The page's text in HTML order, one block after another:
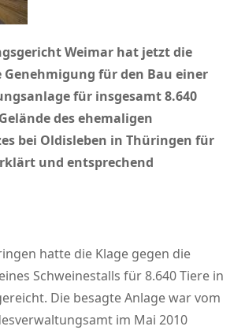
Weimar hat jetzt die
für den Bau einer
für insgesamt 8.640
des ehemaligen
bei Oldisleben in Thüringen für
und entsprechend
hatte die Klage gegen die
Schweinestalls für 8.640 Tiere in
Die besagte Anlage war vom
im Mai 2010